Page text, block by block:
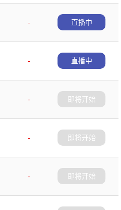
-
直播中
-
直播中
-
即将开始
-
即将开始
-
即将开始